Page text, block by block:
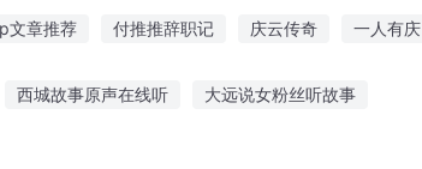
文章推荐 付推推辞职记 庆云传奇 一人有庆
西城故事原声在线听 大远说女粉丝听故事